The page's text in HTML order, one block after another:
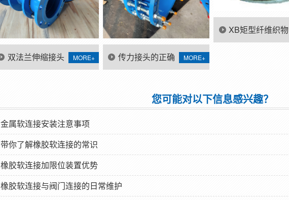
MORE+
双法兰伸缩接头 MORE+
传力接头的正确
XB矩型纤维织物
您可能对以下信息感兴趣？
金属软连接安装注意事项
带你了解橡胶软连接的常识
橡胶软连接加限位装置优势
橡胶软连接与阀门连接的日常维护